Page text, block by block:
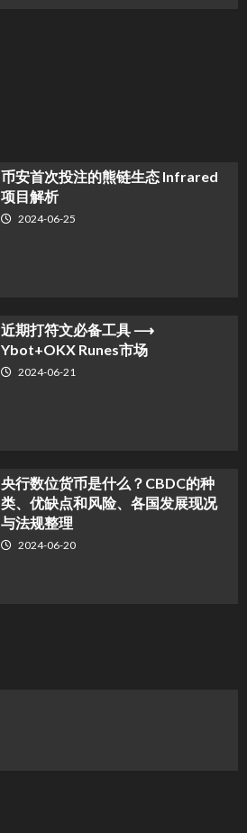
币安首次投注的熊链生态 Infrared
项目解析
2024-06-25
近期打符文必备工具 ⟶
Ybot+OKX Runes市场
2024-06-21
央行数位货币是什么？CBDC的种
类、优缺点和风险、各国发展现况
与法规整理
2024-06-20